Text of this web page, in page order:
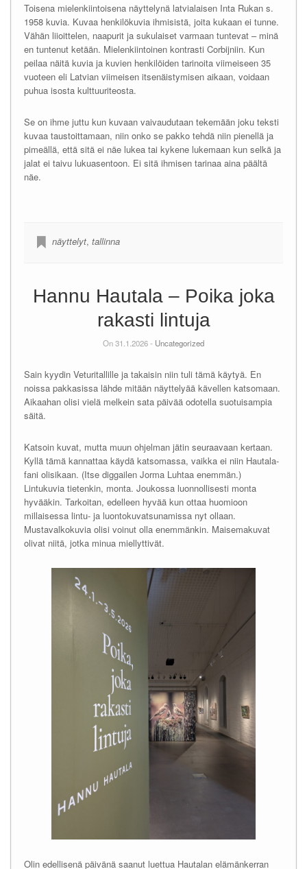
Toisena mielenkiintoisena näyttelynä latvialaisen Inta Rukan s.
1958 kuvia. Kuvaa henkilökuvia ihmisistä, joita kukaan ei tunne.
Vähän liioittelen, naapurit ja sukulaiset varmaan tuntevat – minä
en tuntenut ketään. Mielenkiintoinen kontrasti Corbijniin. Kun
peilaa näitä kuvia ja kuvien henkilöiden tarinoita viimeiseen 35
vuoteen eli Latvian viimeisen itsenäistymisen aikaan, voidaan
puhua isosta kulttuuriteosta.
Se on ihme juttu kun kuvaan vaivaudutaan tekemään joku teksti
kuvaa taustoittamaan, niin onko se pakko tehdä niin pienellä ja
pimeällä, että sitä ei näe lukea tai kykene lukemaan kun selkä ja
jalat ei taivu lukuasentoon. Ei sitä ihmisen tarinaa aina päältä
näe.
näyttelyt, tallinna
Hannu Hautala – Poika joka
rakasti lintuja
On 31.1.2026 - Uncategorized
Sain kyydin Veturitallille ja takaisin niin tuli tämä käytyä. En
noissa pakkasissa lähde mitään näyttelyää kävellen katsomaan.
Aikaahan olisi vielä melkein sata päivää odotella suotuisampia
säitä.
Katsoin kuvat, mutta muun ohjelman jätin seuraavaan kertaan.
Kyllä tämä kannattaa käydä katsomassa, vaikka ei niin Hautala-
fani olisikaan. (Itse diggailen Jorma Luhtaa enemmän.)
Lintukuvia tietenkin, monta. Joukossa luonnollisesti monta
hyvääkin. Tarkoitan, edelleen hyvää kun ottaa huomioon
millaisessa lintu- ja luontokuvatsunamissa nyt ollaan.
Mustavalkokuvia olisi voinut olla enemmänkin. Maisemakuvat
olivat niitä, jotka minua miellyttivät.
Olin edellisenä päivänä saanut luettua Hautalan elämänkerran